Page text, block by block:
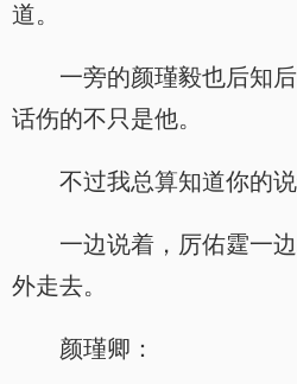
道。
一旁的颜瑾毅也后知
话伤的不只是他。
不过我总算知道你的
一边说着，厉佑霆一
外走去。
颜瑾卿：